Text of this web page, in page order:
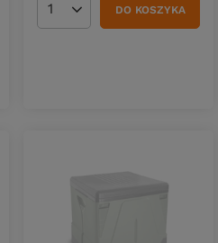
Ilość produktówDO KOSZYKA